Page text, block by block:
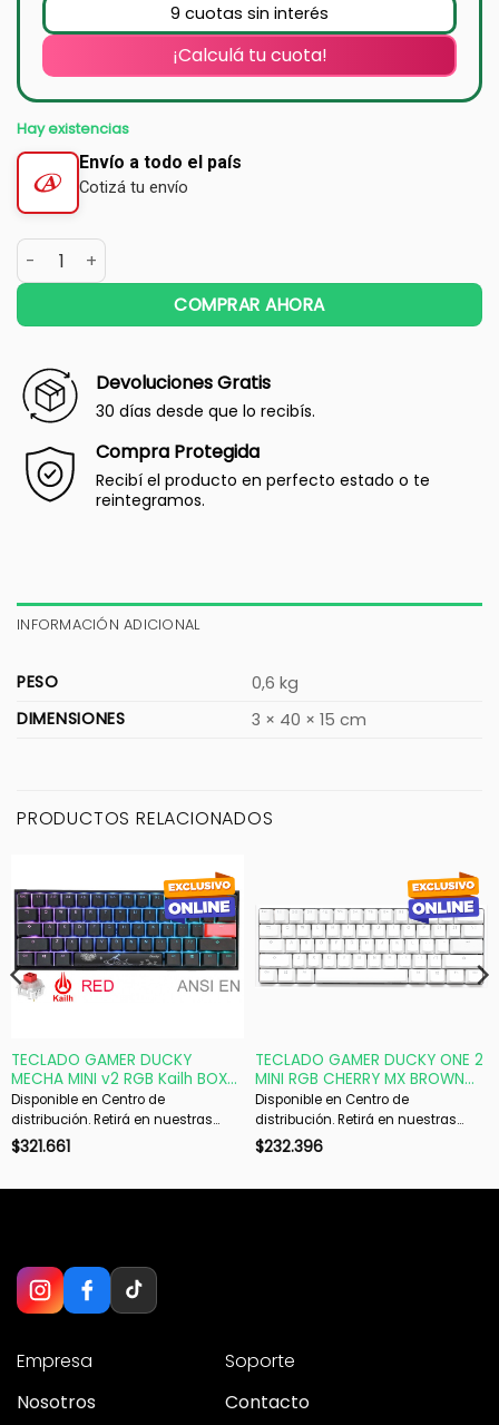
9 cuotas sin interés
¡Calculá tu cuota!
Hay existencias
Envío a todo el país
Cotizá tu envío
COMPRAR AHORA
Devoluciones Gratis
30 días desde que lo recibís.
Compra Protegida
Recibí el producto en perfecto estado o te
reintegramos.
INFORMACIÓN ADICIONAL
PESO
0,6 kg
DIMENSIONES
3 × 40 × 15 cm
PRODUCTOS RELACIONADOS
TECLADO GAMER DUCKY
MECHA MINI v2 RGB Kailh BOX
Red PBT DOUBLE-SHOT
Disponible en Centro de
distribución. Retirá en nuestras
sucursales en 48 hs hábiles. Si es
$321.661
TECLADO GAMER DUCKY ONE 2
MINI RGB CHERRY MX BROWN
DOUBLE-SHOT PBT MECANICO
WHITE ISO ESPAÑOL
Disponible en Centro de
distribución. Retirá en nuestras
sucursales en 48 hs hábiles. Si es
$232.396
Empresa
Nosotros
Soporte
Contacto